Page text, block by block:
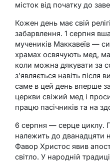
місток від початку до
Кожен день має свій
забарвлення. 1 серпня
мучеників Маккавеїв —
храмах освячують мед,
коли можна дякувати за
з’являється навіть після
саме в цей день вперше
церкви свіжий мед і
працю пасічників та на
6 серпня — серце циклу.
належить до дванадцяти
Фавор Христос явив
світло. У народній